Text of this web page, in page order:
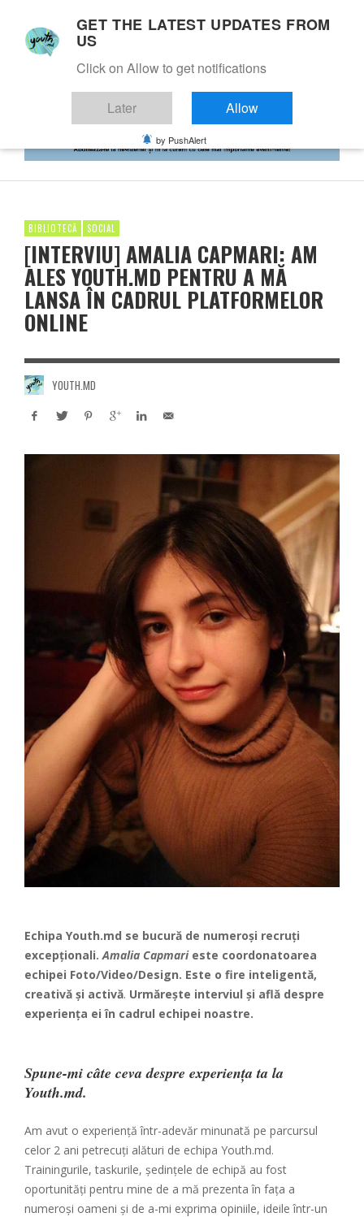
BIBLIOTECĂ SOCIAL
[INTERVIU] AMALIA CAPMARI: AM
ALES YOUTH.MD PENTRU A MĂ
LANSA ÎN CADRUL PLATFORMELOR
ONLINE
YOUTH.MD
Echipa Youth.md se bucură de numeroși recruți
excepționali. Amalia Capmarieste coordonatoarea
echipei Foto/Video/Design. Este o fire inteligentă,
creativă și activă. Urmărește interviul și află despre
experiența ei în cadrul echipei noastre.
Spune-mi câte ceva despre experiența ta la
Youth.md.
Am avut o experiență într-adevăr minunată pe parcursul
celor 2 ani petrecuți alături de echipa Youth.md.
Trainingurile, taskurile, ședințele de echipă au fost
oportunități pentru mine de a mă prezenta în fața a
numeroși oameni și de a-mi exprima opiniile, ideile într-un
GET THE LATEST UPDATES FROM
US
Click on Allow to get notifications
Later Allow
by PushAlert